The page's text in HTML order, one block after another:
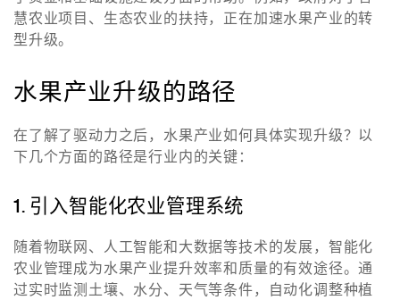
慧农业项目、生态农业的扶持，正在加速水果产业的转
型升级。
水果产业升级的路径
在了解了驱动力之后，水果产业如何具体实现升级？以
下几个方面的路径是行业内的关键：
1. 引入智能化农业管理系统
随着物联网、人工智能和大数据等技术的发展，智能化
农业管理成为水果产业提升效率和质量的有效途径。通
过实时监测土壤、水分、天气等条件，自动化调整种植